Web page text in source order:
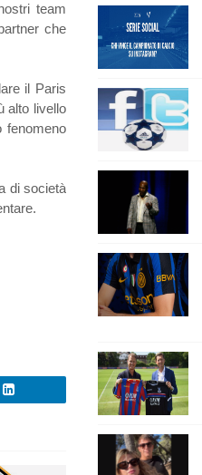
team
che
il Paris
alto livello
fenomeno
di società